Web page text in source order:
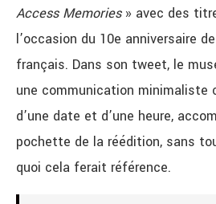
Access Memories» avec des
l’occasion du 10e anniversaire
français. Dans son tweet, le
une communication minimaliste
d’une date et d’une heure,
pochette de la réédition, sans
quoi cela ferait référence.